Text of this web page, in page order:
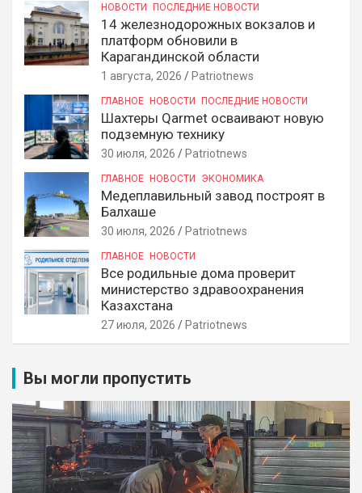
НОВОСТИ ПОСЛЕДНИЕ НОВОСТИ
14 железнодорожных вокзалов и
платформ обновили в
Карагандинской области
1 августа, 2026 Patriotnews
ГЛАВНОЕ НОВОСТИ ПОСЛЕДНИЕ НОВОСТИ
Шахтеры Qarmet осваивают новую
подземную технику
30 июля, 2026 Patriotnews
ГЛАВНОЕ НОВОСТИ ЭКОНОМИКА
Медеплавильный завод построят в
Балхаше
30 июля, 2026 Patriotnews
ГЛАВНОЕ НОВОСТИ
Все родильные дома проверит
министерство здравоохранения
Казахстана
27 июля, 2026 Patriotnews
Вы могли пропустить